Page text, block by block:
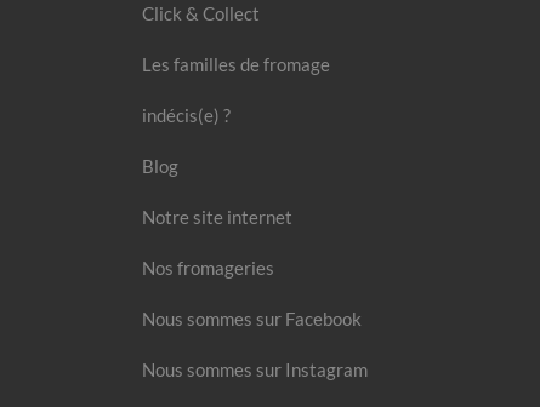
Click & Collect
Les familles de fromage
indécis(e) ?
Blog
Notre site internet
Nos fromageries
Nous sommes sur Facebook
Nous sommes sur Instagram